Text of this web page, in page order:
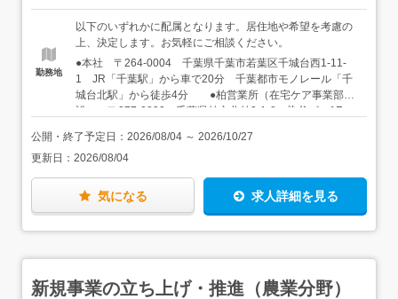
ん、すべてを一人で行うわけではありません。あなたのス
キルを活かせる仕事をメインにお任せしますので、安心し
てスタートしてください！慣れていけば幅広い仕事に携わ
れるため、成長意欲が強い方は、さまざまな業務にチャレ
ンジできます！＜具体的には＞●電話受注・お客様対応・
在宅ケア用品を利用されている一般のお客様や病院スタッ
フからの電話注文受付・商品名、数量、配送先などの確
認・お問い合わせへの対応・注文内容の社内システムへの
容や登録内容の確認※電話を受けながら、パソコンへ正確
に情報を入力する業務です。●営業サポート・仕入れや売
上の処理やデータ入力・取引先からの問い合わせ対応・取
引先向けの請求書作成・メーカーとのやりとり●人事・総
ラ管理・スタッフへ貸与するパソコン、スマートフォンな
ーサポート、営業事務などの経験を活かせます。★まずは
受付などでの接客経験・医療、介護、福祉業界でのお客様
対応・営業事務や一般事務での電話対応、データ入力＜こ
る方・電話でも対面でも、相手に合わせた落ち着いた対応
ができる方・正確に情報を確認し、入力することが得意な
方・お客様の役に立つ仕事にやりがいを感じる方・将来的
にさまざまなお客様対応へ仕事の幅を広げたい方・成長意
欲が高く、新しい仕事にチャレンジすることが好きな方・
勤務地
以下のいずれかに配属となります。居住地や希望を考慮の
上、決定します。お気軽にご相談ください。
●本社 〒264-0004 千葉県千葉市若葉区千城台西1-11-
1 JR「千葉駅」から車で20分 千葉都市モノレール「千
城台北駅」から徒歩4分 ●柏営業所（在宅ケア事業部併
設） 〒277-0832 千葉県柏市北柏3-1-8 染谷ビル1F
0041 千葉県鴨川市東町483-1 JR「安房鴨川駅」から車
で10分 JR「安房鴨川駅」よりバス「亀田病院行き」で
「亀田病院」下車、徒歩13分 ●旭営業所（在宅ケア事
業部併設） 〒289-2512 千葉県旭市東足洗2926-1
JR「旭駅」「飯岡駅」から車で5分 ●東京営業所（在宅
尻1 106号室 東急田園都市線「江田駅」から徒歩5分
公開・終了予定日： 2026/08/04 ～ 2026/10/27
更新日： 2026/08/04
気になる 求人詳細を見る
新規事業の立ち上げ・推進（農業分野）